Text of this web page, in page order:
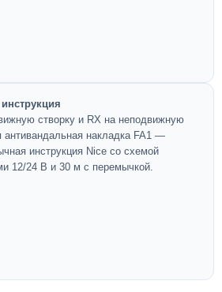
створку и RX на неподвижную
антивандальная накладка FA1 —
инструкция Nice со схемой
12/24 В и 30 м с перемычкой.